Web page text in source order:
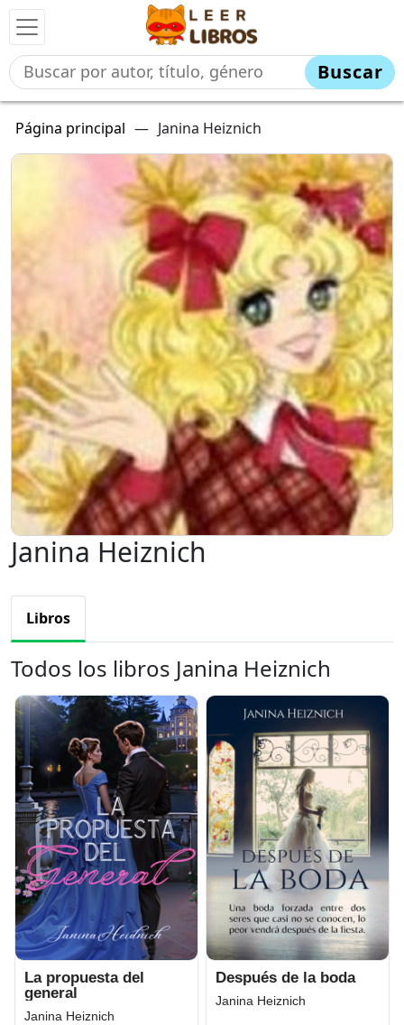
Buscar
Página principal — Janina Heiznich
Janina Heiznich
Libros
Todos los libros Janina Heiznich
La propuesta del
general
Janina Heiznich
Después de la boda
Janina Heiznich